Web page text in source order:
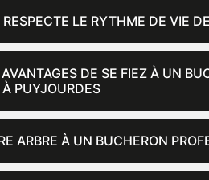
LE RYTHME DE VIE DE
DE SE FIEZ À UN
À PUYJOURDES
ARBRE À UN BUCHERON